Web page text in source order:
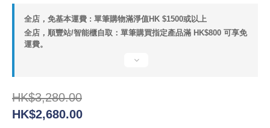
全店，免基本運費 : 單筆購物滿淨值HK $1500或以上
全店，順豐站/智能櫃自取：單筆購買指定產品滿 HK$800 可享免
運費。
HK$3,280.00
HK$2,680.00